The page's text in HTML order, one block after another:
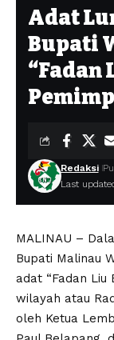
Adat
Bupati
“Fadan
Last
Redaksi
MALINAU –
Bupati Malinau
adat “Fadan Liu
wilayah atau
oleh Ketua